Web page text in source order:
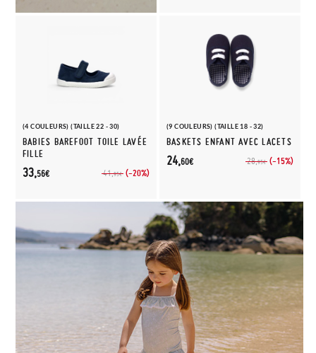
(4 COULEURS) (TAILLE 22 - 30)
BABIES BAREFOOT TOILE LAVÉE
FILLE
41,95€ (-20%)
33,56€
(9 COULEURS) (TAILLE 18 - 32)
BASKETS ENFANT AVEC LACETS
28,95€ (-15%)
24,60€